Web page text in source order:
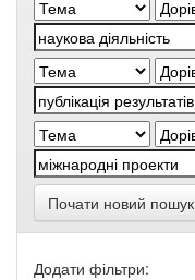
Почати новий пошук
Додати фільтри: